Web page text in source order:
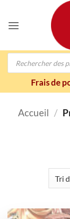
contenu
Recherche
Frais de
Accueil /